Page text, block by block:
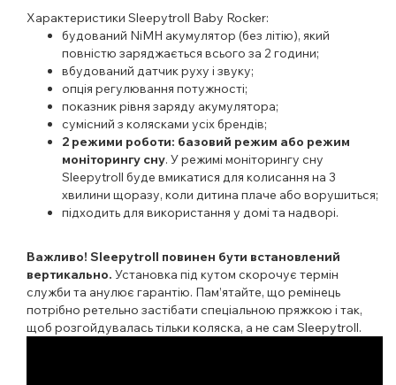
Характеристики Sleepytroll Baby Rocker:
будований NiMH акумулятор (без літію), який
повністю заряджається всього за 2 години;
вбудований датчик руху і звуку;
опція регулювання потужності;
показник рівня заряду акумулятора;
сумісний з колясками усіх брендів;
2 режими роботи: базовий режим або режим
моніторингу сну. У режимі моніторингу сну
Sleepytroll буде вмикатися для колисання на 3
хвилини щоразу, коли дитина плаче або ворушиться;
підходить для використання у домі та надворі.
Важливо! Sleepytroll повинен бути встановлений
вертикально. Установка під кутом скорочує термін
служби та анулює гарантію. Пам’ятайте, що ремінець
потрібно ретельно застібати спеціальною пряжкою і так,
щоб розгойдувалась тільки коляска, а не сам Sleepytroll.